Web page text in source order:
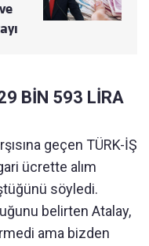
BİN 593 LİRA
geçen TÜRK-İŞ
ücrette alım
söyledi.
belirten Atalay,
ama bizden